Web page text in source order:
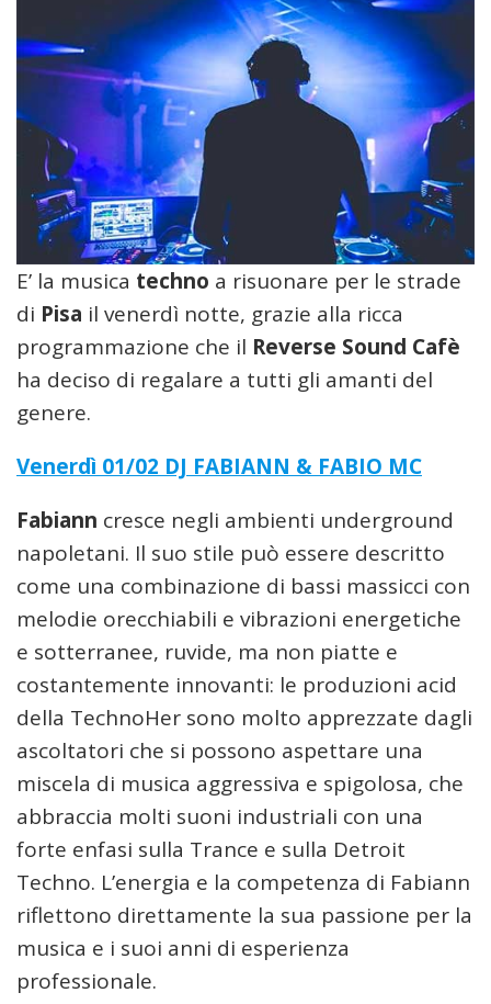
E’ la musica techno a risuonare per le strade
di Pisa il venerdì notte, grazie alla ricca
programmazione che il Reverse Sound Cafè
ha deciso di regalare a tutti gli amanti del
genere.
Venerdì 01/02 DJ FABIANN & FABIO MC
Fabiann cresce negli ambienti underground
napoletani. Il suo stile può essere descritto
come una combinazione di bassi massicci con
melodie orecchiabili e vibrazioni energetiche
e sotterranee, ruvide, ma non piatte e
costantemente innovanti: le produzioni acid
della TechnoHer sono molto apprezzate dagli
ascoltatori che si possono aspettare una
miscela di musica aggressiva e spigolosa, che
abbraccia molti suoni industriali con una
forte enfasi sulla Trance e sulla Detroit
Techno. L’energia e la competenza di Fabiann
riflettono direttamente la sua passione per la
musica e i suoi anni di esperienza
professionale.